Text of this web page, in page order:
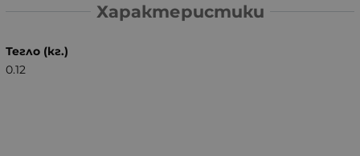
Характеристики
Тегло (кг.)
0.12